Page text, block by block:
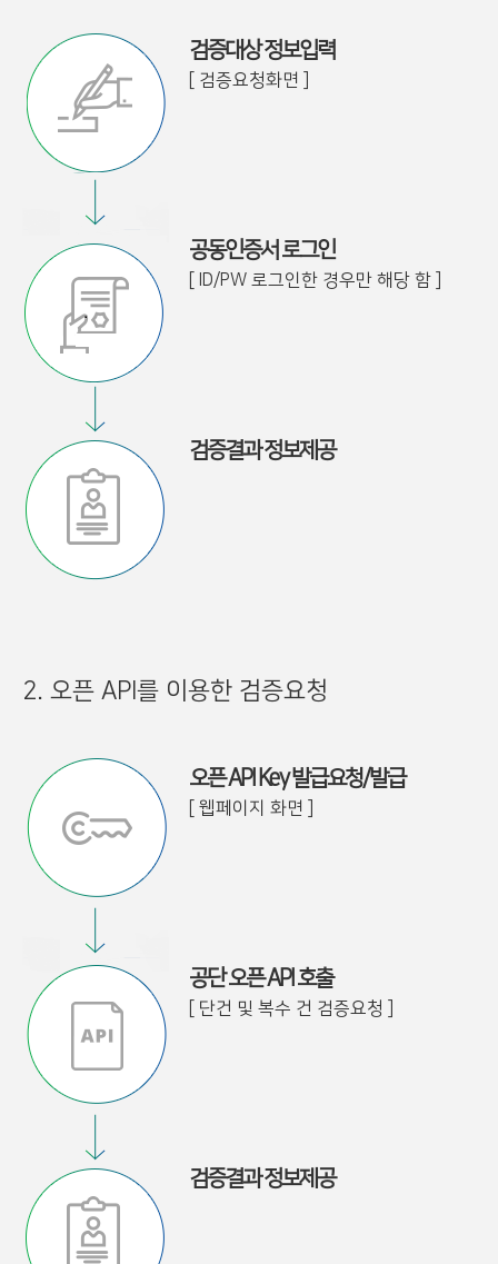
검증대상 정보입력
[ 검증요청화면 ]
공동인증서 로그인
[ ID/PW 로그인한 경우만 해당 함 ]
검증결과 정보제공
2. 오픈 API를 이용한 검증요청
오픈 API Key 발급요청/발급
[ 웹페이지 화면 ]
공단 오픈 API 호출
[ 단건 및 복수 건 검증요청 ]
검증결과 정보제공